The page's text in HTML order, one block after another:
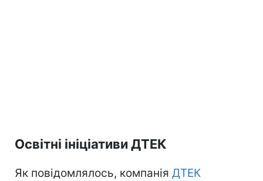
Освітні ініціативи ДТЕК
Як повідомлялось, компанія ДТЕК